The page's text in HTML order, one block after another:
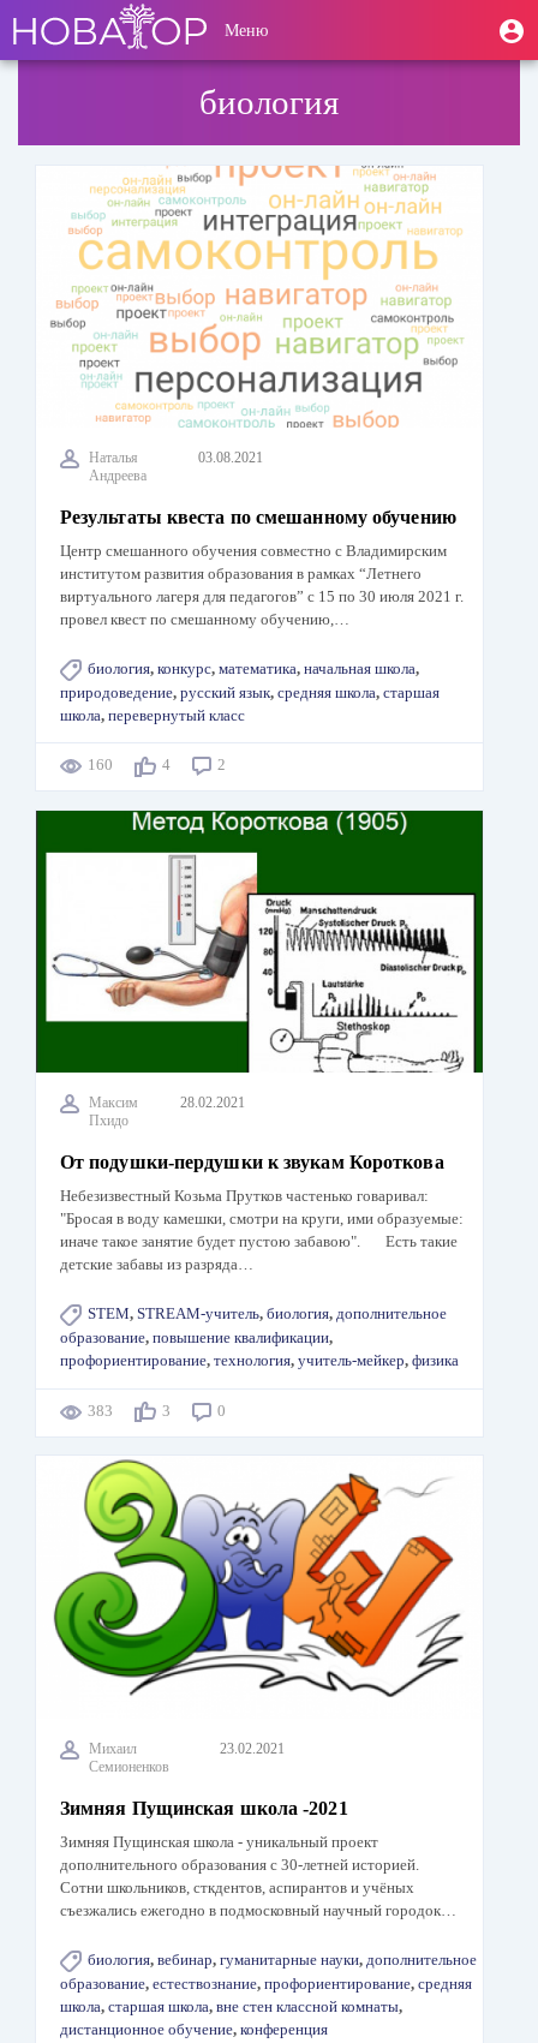
основному
User
account
Меню
биология
Наталья
Андреева
03.08.2021
Результаты квеста по смешанному обучению
Центр смешанного обучения совместно с Владимирским
институтом развития образования в рамках “Летнего
виртуального лагеря для педагогов” с 15 по 30 июля 2021 г.
провел квест по смешанному обучению,…
биология, конкурс, математика, начальная школа,
природоведение, русский язык, средняя школа, старшая
школа, перевернутый класс
160 4 2
Максим
Пхидо
28.02.2021
От подушки-пердушки к звукам Короткова
Небезизвестный Козьма Прутков частенько говаривал:
"Бросая в воду камешки, смотри на круги, ими образуемые:
иначе такое занятие будет пустою забавою". Есть такие
детские забавы из разряда…
STEM, STREAM-учитель, биология, дополнительное
образование, повышение квалификации,
профориентирование, технология, учитель-мейкер, физика
383 3 0
Михаил
Семионенков
23.02.2021
Зимняя Пущинская школа -2021
Зимняя Пущинская школа - уникальный проект
дополнительного образования с 30-летней историей.
Сотни школьников, сткдентов, аспирантов и учёных
съезжались ежегодно в подмосковный научный городок…
биология, вебинар, гуманитарные науки, дополнительное
образование, естествознание, профориентирование, средняя
школа, старшая школа, вне стен классной комнаты,
дистанционное обучение, конференция